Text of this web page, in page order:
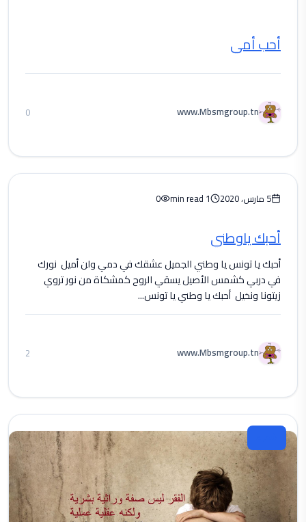
أحب أمي
www.Mbsmgroup.tn
0
5 مارس، 2020 1 min read
0
أحبك ياوطني
أحبك يا تونس يا وطني الجميل عشقك في دمي ولن أميل نورك
في دربي كشمس الأصيل يسقي الروح كمشكاة من نور تروي
زيتونا ونخيل أحبك يا وطني يا تونس...
www.Mbsmgroup.tn
2